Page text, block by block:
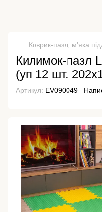
Коврик-пазл, м'яка
Килимок-пазл
(уп 12 шт.
Артикул: EV090049